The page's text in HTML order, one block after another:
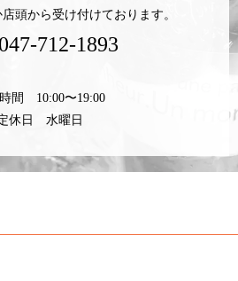
頭から受け付けております。
047-712-1893
間 10:00〜19:00
休日 水曜日